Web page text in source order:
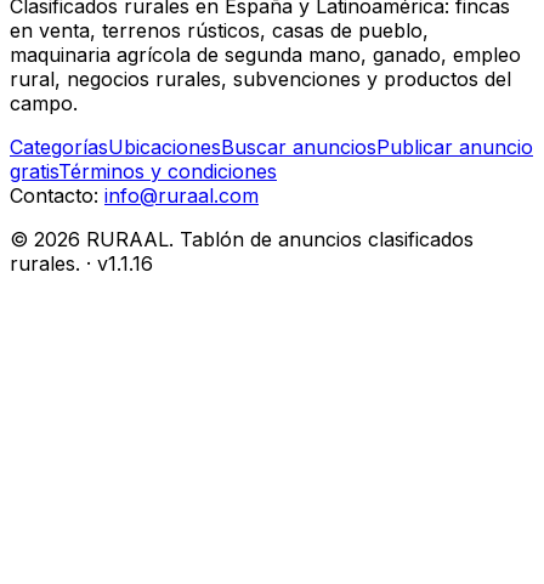
Clasificados rurales en España y Latinoamérica: fincas
en venta, terrenos rústicos, casas de pueblo,
maquinaria agrícola de segunda mano, ganado, empleo
rural, negocios rurales, subvenciones y productos del
campo.
CategoríasUbicacionesBuscar anunciosPublicar anuncio
gratisTérminos y condiciones
Contacto: info@ruraal.com
© 2026 RURAAL. Tablón de anuncios clasificados
rurales. · v1.1.16